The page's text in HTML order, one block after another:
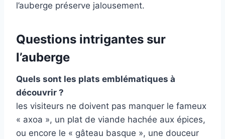
l’auberge préserve jalousement.
Questions intrigantes sur
l’auberge
Quels sont les plats emblématiques à
découvrir ?
les visiteurs ne doivent pas manquer le fameux
« axoa », un plat de viande hachée aux épices,
ou encore le « gâteau basque », une douceur